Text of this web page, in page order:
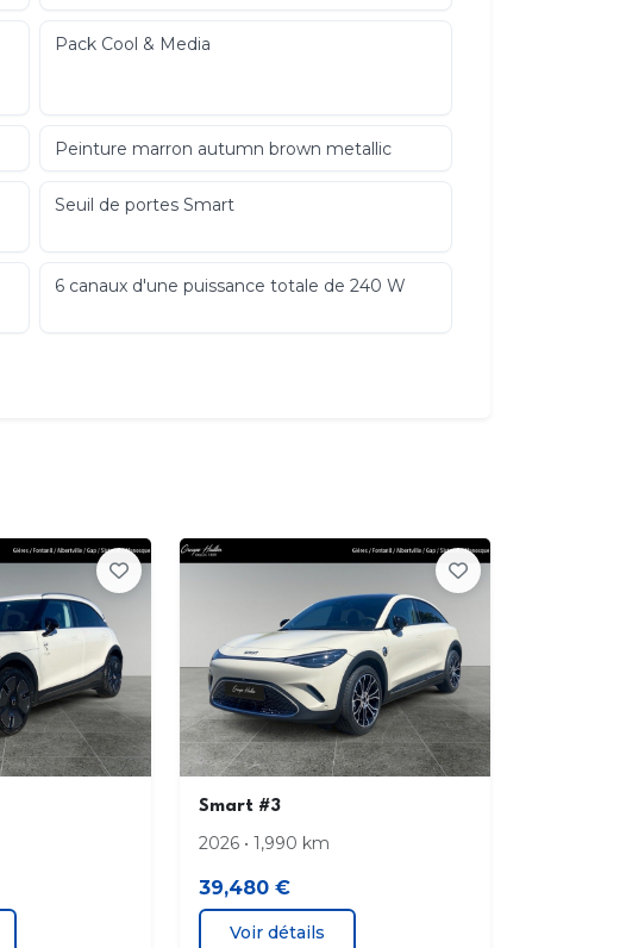
Pack Cool & Media
Peinture marron autumn brown metallic
Seuil de portes Smart
6 canaux d'une puissance totale de 240 W
Smart #3
2026 • 1,990 km
39,480 €
Voir détails